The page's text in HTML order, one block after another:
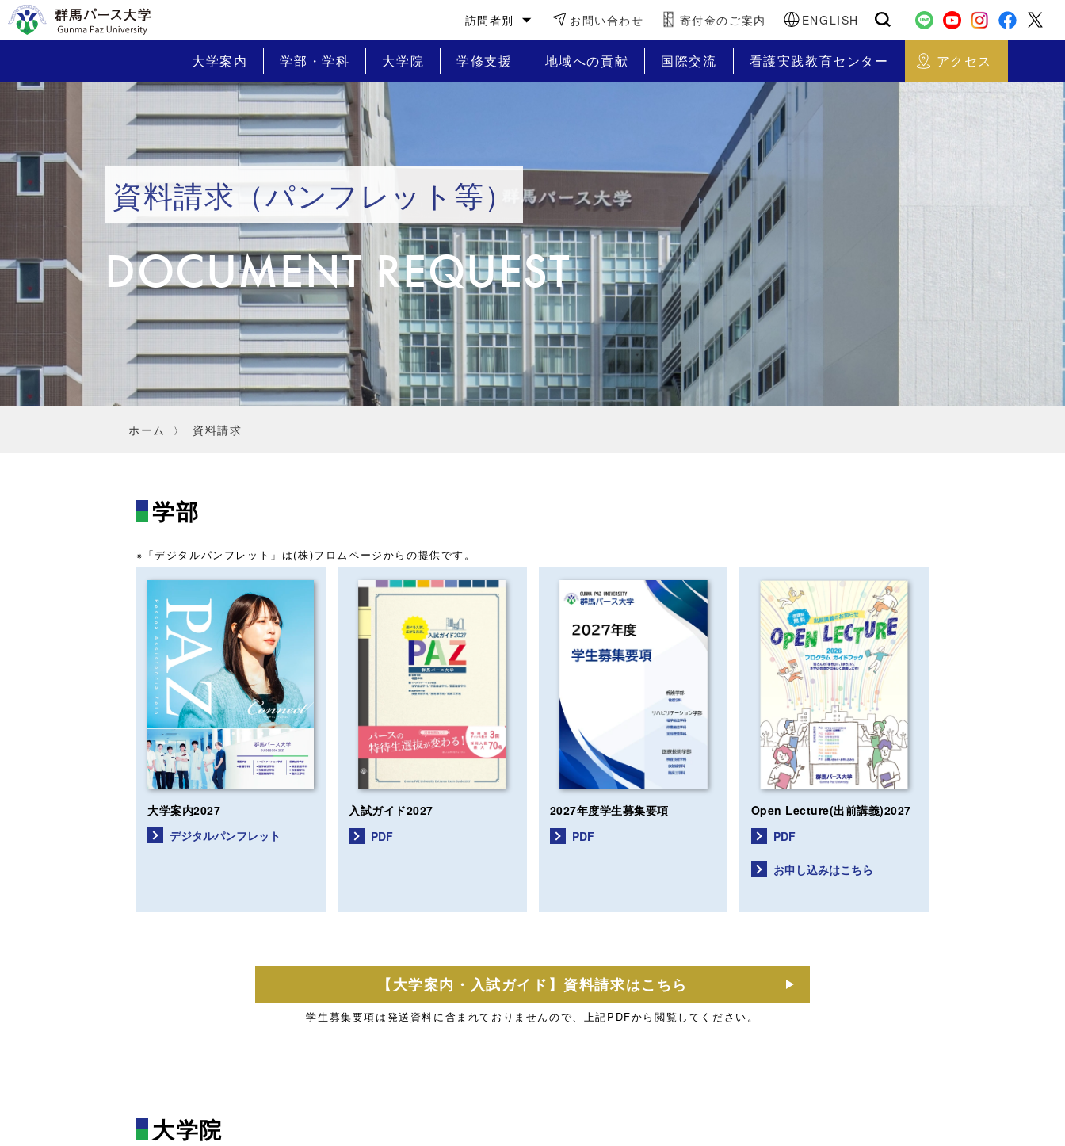
訪問者別 お問い合わせ 寄付金のご案内 ENGLISH
大学案内 学部・学科 大学院 学修支援 地域への貢献 国際交流 看護実践教育センター アクセス
資料請求（パンフレット等）
DOCUMENT REQUEST
ホーム 資料請求
学部
※「デジタルパンフレット」は(株)フロムページからの提供です。
大学案内2027
デジタルパンフレット
入試ガイド2027
PDF
2027年度学生募集要項
PDF
Open Lecture(出前講義)2027
PDF
お申し込みはこちら
【大学案内・入試ガイド】 資料請求はこちら
学生募集要項は発送資料に含まれておりませんので、 上記PDFから閲覧してください。
大学院